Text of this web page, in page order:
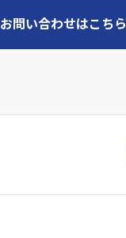
お問い合わせはこちら